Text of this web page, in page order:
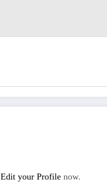
Edit your Profile now.